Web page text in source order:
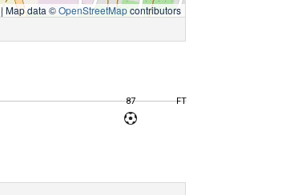
|Map data ©OpenStreetMapcontributors
87 FT